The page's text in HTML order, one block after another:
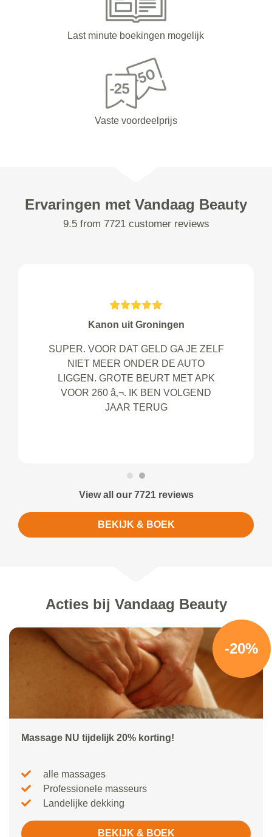
Last minute boekingen mogelijk
Vaste voordeelprijs
Ervaringen met Vandaag Beauty
9.5 from 7721 customer reviews
Kanon uit Groningen
SUPER. VOOR DAT GELD GA JE ZELF
NIET MEER ONDER DE AUTO
LIGGEN. GROTE BEURT MET APK
VOOR 260 â‚¬. IK BEN VOLGEND
JAAR TERUG
View all our 7721 reviews
BEKIJK & BOEK
Acties bij Vandaag Beauty
-20%
Massage NU tijdelijk 20% korting!
alle massages
Professionele masseurs
Landelijke dekking
BEKIJK & BOEK